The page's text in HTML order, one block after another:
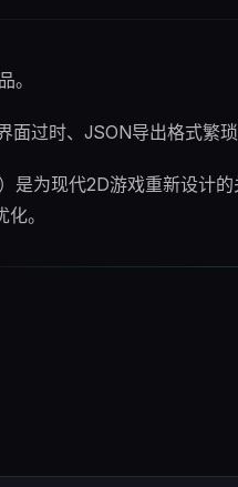
。
面过时、JSON导出格式繁
是为现代2D游戏重新设
。